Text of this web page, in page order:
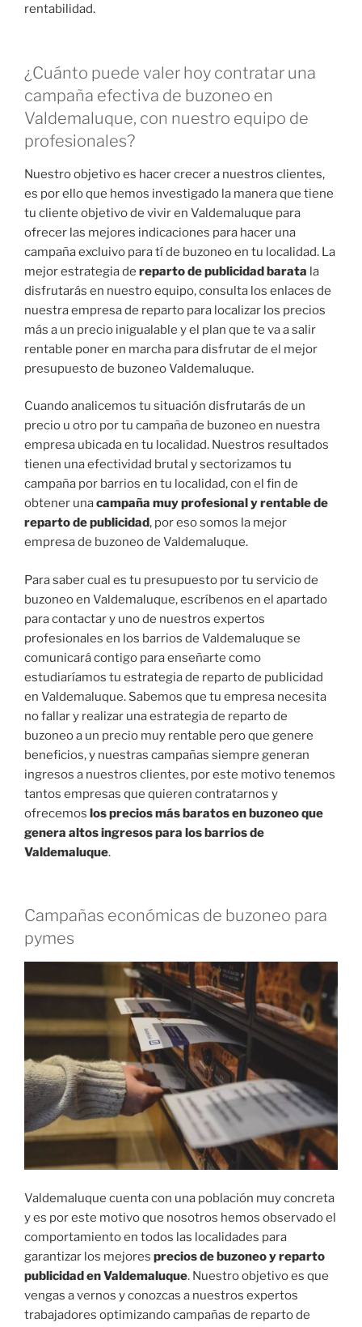
rentabilidad.
¿Cuánto puede valer hoy contratar una
campaña efectiva de buzoneo en
Valdemaluque, con nuestro equipo de
profesionales?
Nuestro objetivo es hacer crecer a nuestros clientes,
es por ello que hemos investigado la manera que tiene
tu cliente objetivo de vivir en Valdemaluque para
ofrecer las mejores indicaciones para hacer una
campaña excluivo para tí de buzoneo en tu localidad. La
mejor estrategia de reparto de publicidad barata la
disfrutarás en nuestro equipo, consulta los enlaces de
nuestra empresa de reparto para localizar los precios
más a un precio inigualable y el plan que te va a salir
rentable poner en marcha para disfrutar de el mejor
presupuesto de buzoneo Valdemaluque.
Cuando analicemos tu situación disfrutarás de un
precio u otro por tu campaña de buzoneo en nuestra
empresa ubicada en tu localidad. Nuestros resultados
tienen una efectividad brutal y sectorizamos tu
campaña por barrios en tu localidad, con el fin de
obtener unacampaña muy profesional y rentable de
reparto de publicidad, por eso somos la mejor
empresa de buzoneo de Valdemaluque.
Para saber cual es tu presupuesto por tu servicio de
buzoneo en Valdemaluque, escríbenos en el apartado
para contactar y uno de nuestros expertos
profesionales en los barrios de Valdemaluque se
comunicará contigo para enseñarte como
estudiaríamos tu estrategia de reparto de publicidad
en Valdemaluque. Sabemos que tu empresa necesita
no fallar y realizar una estrategia de reparto de
buzoneo a un precio muy rentable pero que genere
beneficios, y nuestras campañas siempre generan
ingresos a nuestros clientes, por este motivo tenemos
tantos empresas que quieren contratarnos y
ofrecemos los precios más baratos en buzoneo que
genera altos ingresos para los barrios de
Valdemaluque.
Campañas económicas de buzoneo para
pymes
Valdemaluque cuenta con una población muy concreta
y es por este motivo que nosotros hemos observado el
comportamiento en todos las localidades para
garantizar los mejores precios de buzoneo y reparto
publicidad en Valdemaluque. Nuestro objetivo es que
vengas a vernos y conozcas a nuestros expertos
trabajadores optimizando campañas de reparto de